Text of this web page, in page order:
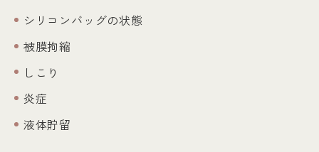
シリコンバッグの状態
被膜拘縮
しこり
炎症
液体貯留